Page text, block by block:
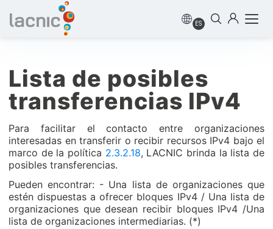
ES
Lista de posibles
transferencias IPv4
Para facilitar el contacto entre organizaciones
interesadas en transferir o recibir recursos IPv4 bajo el
marco de la política 2.3.2.18, LACNIC brinda la lista de
posibles transferencias.
Pueden encontrar: - Una lista de organizaciones que
estén dispuestas a ofrecer bloques IPv4 / Una lista de
organizaciones que desean recibir bloques IPv4 /Una
lista de organizaciones intermediarias. (*)